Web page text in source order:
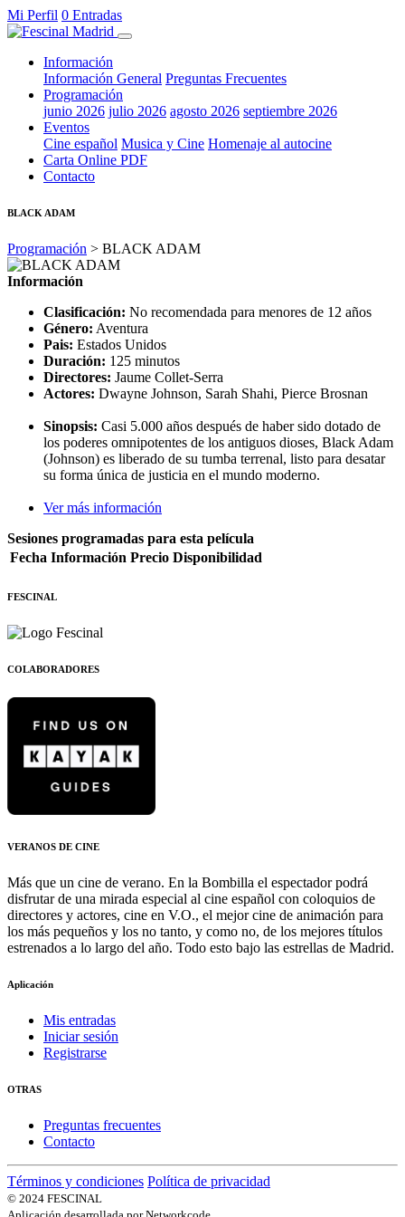
Mi Perfil 0 Entradas
Información
Información General Preguntas Frecuentes
Programación
junio 2026 julio 2026 agosto 2026 septiembre 2026
Eventos
Cine español Musica y Cine Homenaje al autocine
Carta Online PDF
Contacto
BLACK ADAM
Programación > BLACK ADAM
Información
Clasificación: No recomendada para menores de 12 años
Género: Aventura
Pais: Estados Unidos
Duración: 125 minutos
Directores: Jaume Collet-Serra
Actores: Dwayne Johnson, Sarah Shahi, Pierce Brosnan
Sinopsis: Casi 5.000 años después de haber sido dotado de
los poderes omnipotentes de los antiguos dioses, Black Adam
(Johnson) es liberado de su tumba terrenal, listo para desatar
su forma única de justicia en el mundo moderno.
Ver más información
Sesiones programadas para esta película
Fecha Información Precio Disponibilidad
FESCINAL
COLABORADORES
VERANOS DE CINE
Más que un cine de verano. En la Bombilla el espectador podrá
disfrutar de una mirada especial al cine español con coloquios de
directores y actores, cine en V.O., el mejor cine de animación para
los más pequeños y los no tanto, y como no, de los mejores títulos
estrenados a lo largo del año. Todo esto bajo las estrellas de Madrid.
Aplicación
Mis entradas
Iniciar sesión
Registrarse
OTRAS
Preguntas frecuentes
Contacto
Términos y condiciones Política de privacidad
© 2024 FESCINAL